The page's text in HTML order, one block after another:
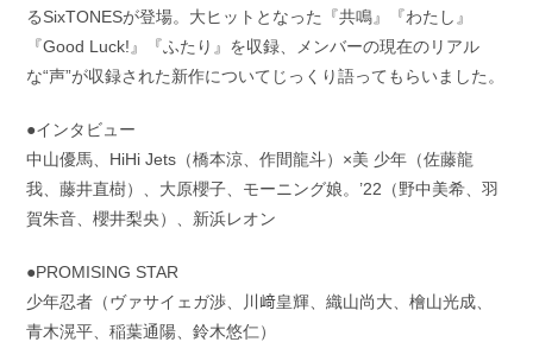
るSixTONESが登場。大ヒットとなった『共鳴』『わたし』
『Good Luck!』『ふたり』を収録、メンバーの現在のリアル
な“声”が収録された新作についてじっくり語ってもらいました。
●インタビュー
中山優馬、HiHi Jets（橋本涼、作間龍斗）×美 少年（佐藤龍
我、藤井直樹）、大原櫻子、モーニング娘。’22（野中美希、羽
賀朱音、櫻井梨央）、新浜レオン
●PROMISING STAR
少年忍者（ヴァサイェガ渉、川﨑皇輝、織山尚大、檜山光成、
青木滉平、稲葉通陽、鈴木悠仁）